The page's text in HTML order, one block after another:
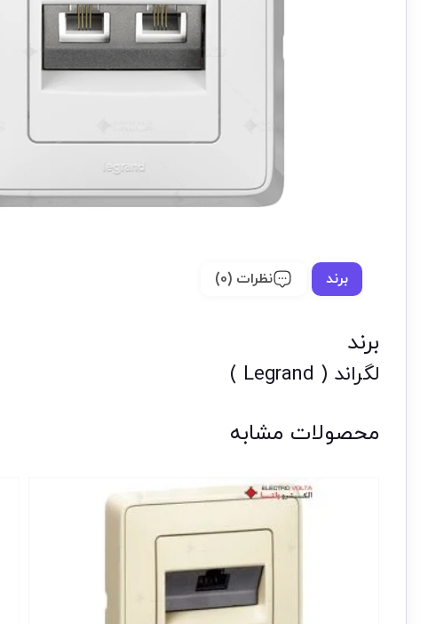
برند نظرات (0)
برند
لگراند ( Legrand )
محصولات مشابه